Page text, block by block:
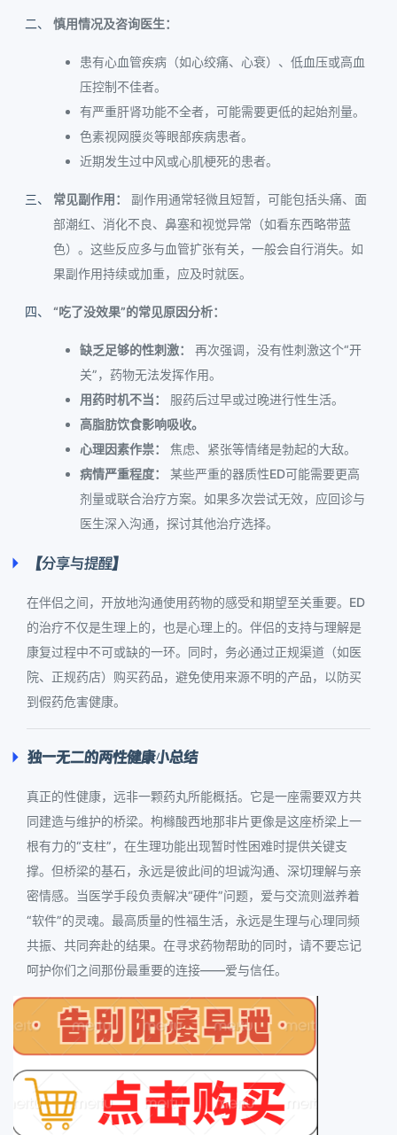
慎用情况及咨询医生：
患有心血管疾病（如心绞痛、心衰）、低血压或高血
压控制不佳者。
有严重肝肾功能不全者，可能需要更低的起始剂量。
色素视网膜炎等眼部疾病患者。
近期发生过中风或心肌梗死的患者。
常见副作用：
副作用通常轻微且短暂，可能包括头痛、面
部潮红、消化不良、鼻塞和视觉异常（如看东西略带蓝
色）。这些反应多与血管扩张有关，一般会自行消失。如
果副作用持续或加重，应及时就医。
“吃了没效果”的常见原因分析：
缺乏足够的性刺激：
再次强调，没有性刺激这个“开
关”，药物无法发挥作用。
用药时机不当：
服药后过早或过晚进行性生活。
高脂肪饮食影响吸收。
心理因素作祟：
焦虑、紧张等情绪是勃起的大敌。
病情严重程度：
某些严重的器质性ED可能需要更高
剂量或联合治疗方案。如果多次尝试无效，应回诊与
医生深入沟通，探讨其他治疗选择。
【分享与提醒】
在伴侣之间，开放地沟通使用药物的感受和期望至关重要。ED
的治疗不仅是生理上的，也是心理上的。伴侣的支持与理解是
康复过程中不可或缺的一环。同时，务必通过正规渠道（如医
院、正规药店）购买药品，避免使用来源不明的产品，以防买
到假药危害健康。
独一无二的两性健康小总结
真正的性健康，远非一颗药丸所能概括。它是一座需要双方共
同建造与维护的桥梁。枸橼酸西地那非片更像是这座桥梁上一
根有力的“支柱”，在生理功能出现暂时性困难时提供关键支
撑。但桥梁的基石，永远是彼此间的坦诚沟通、深切理解与亲
密情感。当医学手段负责解决“硬件”问题，爱与交流则滋养着
“软件”的灵魂。最高质量的性福生活，永远是生理与心理同频
共振、共同奔赴的结果。在寻求药物帮助的同时，请不要忘记
呵护你们之间那份最重要的连接——爱与信任。